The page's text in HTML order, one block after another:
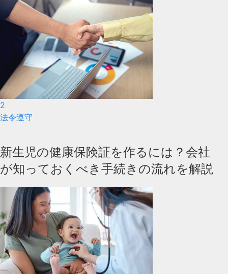
2
法令遵守
新生児の健康保険証を作るには？会社
が知っておくべき手続きの流れを解説